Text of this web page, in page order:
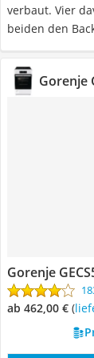
verbaut. Vier
beiden den
Gorenje
Gorenje
ab 462,00 € (